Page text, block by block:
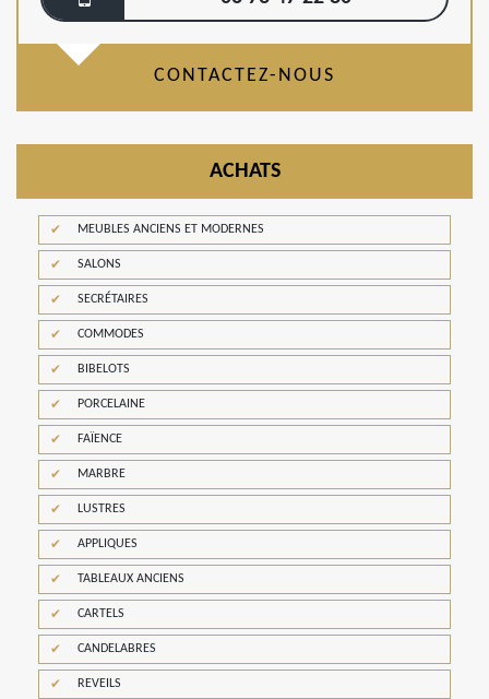
CONTACTEZ-NOUS
ACHATS
MEUBLES ANCIENS ET MODERNES
SALONS
SECRÉTAIRES
COMMODES
BIBELOTS
PORCELAINE
FAÏENCE
MARBRE
LUSTRES
APPLIQUES
TABLEAUX ANCIENS
CARTELS
CANDELABRES
REVEILS